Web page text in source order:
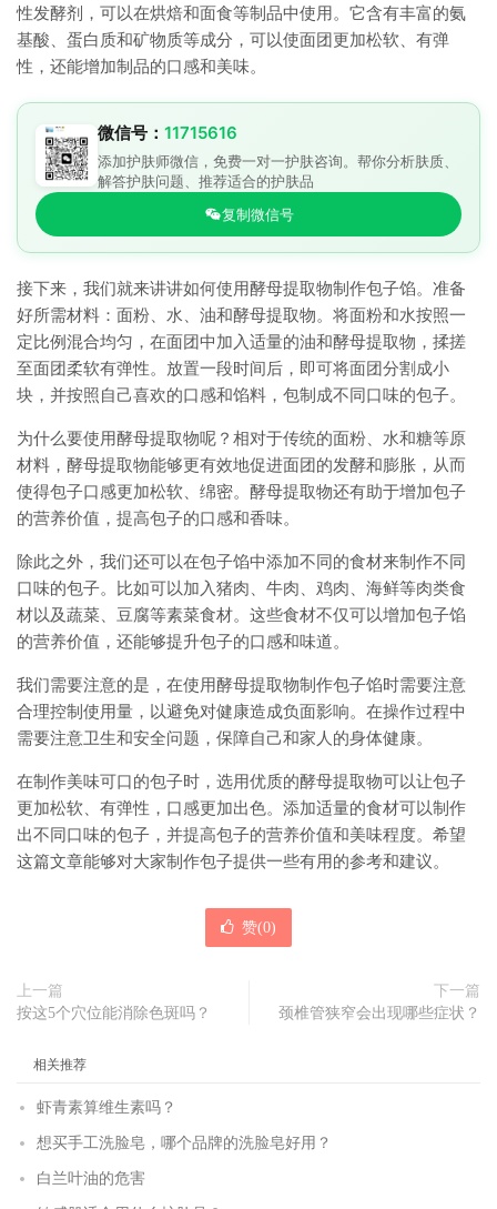
性发酵剂，可以在烘焙和面食等制品中使用。它含有丰富的氨
基酸、蛋白质和矿物质等成分，可以使面团更加松软、有弹
性，还能增加制品的口感和美味。
微信号： 11715616
添加护肤师微信，免费一对一护肤咨询。帮你分析肤质、
解答护肤问题、推荐适合的护肤品
复制微信号
接下来，我们就来讲讲如何使用酵母提取物制作包子馅。准备
好所需材料：面粉、水、油和酵母提取物。将面粉和水按照一
定比例混合均匀，在面团中加入适量的油和酵母提取物，揉搓
至面团柔软有弹性。放置一段时间后，即可将面团分割成小
块，并按照自己喜欢的口感和馅料，包制成不同口味的包子。
为什么要使用酵母提取物呢？相对于传统的面粉、水和糖等原
材料，酵母提取物能够更有效地促进面团的发酵和膨胀，从而
使得包子口感更加松软、绵密。酵母提取物还有助于增加包子
的营养价值，提高包子的口感和香味。
除此之外，我们还可以在包子馅中添加不同的食材来制作不同
口味的包子。比如可以加入猪肉、牛肉、鸡肉、海鲜等肉类食
材以及蔬菜、豆腐等素菜食材。这些食材不仅可以增加包子馅
的营养价值，还能够提升包子的口感和味道。
我们需要注意的是，在使用酵母提取物制作包子馅时需要注意
合理控制使用量，以避免对健康造成负面影响。在操作过程中
需要注意卫生和安全问题，保障自己和家人的身体健康。
在制作美味可口的包子时，选用优质的酵母提取物可以让包子
更加松软、有弹性，口感更加出色。添加适量的食材可以制作
出不同口味的包子，并提高包子的营养价值和美味程度。希望
这篇文章能够对大家制作包子提供一些有用的参考和建议。
赞(0)
上一篇
按这5个穴位能消除色斑吗？
下一篇
颈椎管狭窄会出现哪些症状？
相关推荐
虾青素算维生素吗？
想买手工洗脸皂，哪个品牌的洗脸皂好用？
白兰叶油的危害